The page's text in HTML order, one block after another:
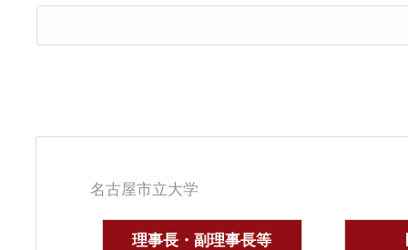
名古屋市立大学
理事長・副理事長等